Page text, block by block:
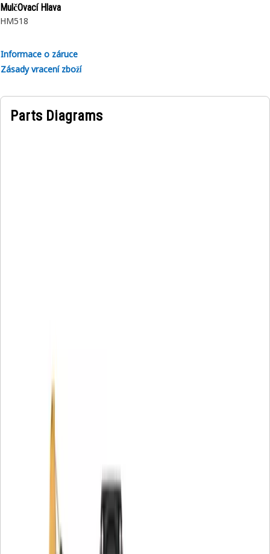
MulčOvací Hlava
HM518
Informace o záruce
Zásady vracení zboží
Parts Diagrams